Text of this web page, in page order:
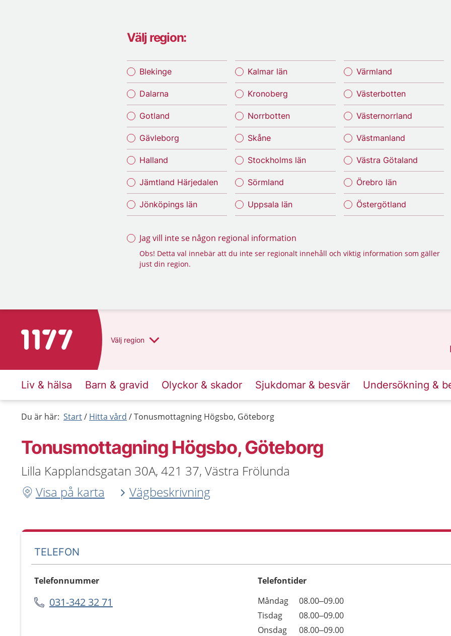
Välj region:
Blekinge
Dalarna
Gotland
Gävleborg
Halland
Jämtland Härjedalen
Jönköpings län
Kalmar län
Kronoberg
Norrbotten
Skåne
Stockholms län
Sörmland
Uppsala län
Värmland
Västerbotten
Västernorrland
Västmanland
Västra Götaland
Örebro län
Östergötland
Jag vill inte se någon regional information
Obs! Detta val innebär att du inte ser regionalt innehåll och viktig information som gäller
just din region.
Till startsidan för 1177 Välj region
Liv & hälsa Barn & gravid Olyckor & skador Sjukdomar & besvär Undersökning &
Du är här: Start Hitta vård Tonusmottagning Högsbo, Göteborg
Tonusmottagning Högsbo, Göteborg
Lilla Kapplandsgatan 30A, 421 37, Västra Frölunda
Visa på karta
Vägbeskrivning
TELEFON
Telefonnummer
031-342 32 71
Telefontider
Dag
Öppettider
Kommentarer
Måndag
08.00–09.00
Tisdag
08.00–09.00
Onsdag
08.00–09.00